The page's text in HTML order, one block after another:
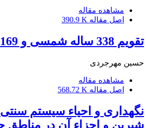
مشاهده مقاله
اصل مقاله 390.9 K
تقویم 338 ساله شمسی و 169 ساله میلادی
حسین مهرجردی
مشاهده مقاله
اصل مقاله 568.72 K
نگهداری و احیاء سیستم
شیرین و اجزاء آن در مناطق